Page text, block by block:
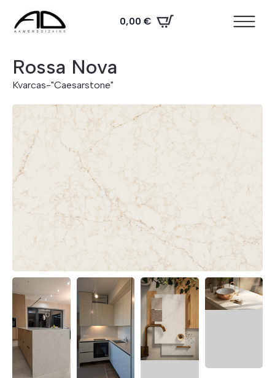
0,00 €
Rossa Nova
Kvarcas-"Caesarstone"